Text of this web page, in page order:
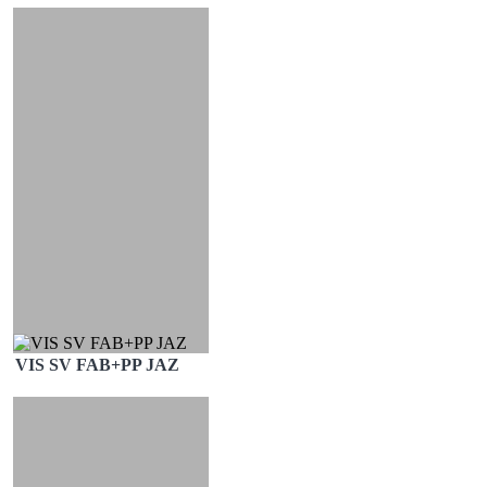
VIS SV FAB+PP JAZ